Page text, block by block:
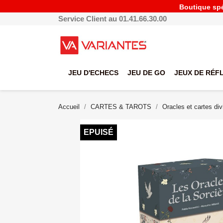
Boutique
Service Client au 01.41.66.30.00
JEU D'ECHECS JEU DE GO JEUX DE
Accueil CARTES & TAROTS Oracles et cartes
EPUISÉ